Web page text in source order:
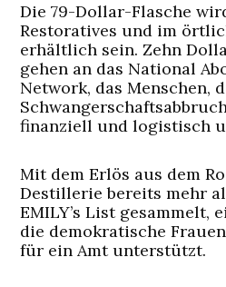
Die 79-Dollar-Flasche
Restoratives und im
erhältlich sein. Zehn
gehen an das National
Network, das Menschen,
finanziell und logistisch
Mit dem Erlös aus dem
Destillerie bereits mehr
EMILY’s List gesammelt,
die demokratische
für ein Amt unterstützt.